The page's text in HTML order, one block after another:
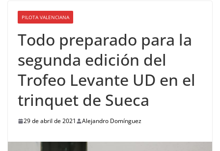
PILOTA VALENCIANA
Todo preparado para la
segunda edición del
Trofeo Levante UD en el
trinquet de Sueca
29 de abril de 2021 Alejandro Domínguez